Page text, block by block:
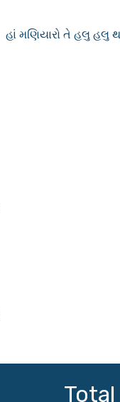
હાં મણિયારો તે હલુ હલુ